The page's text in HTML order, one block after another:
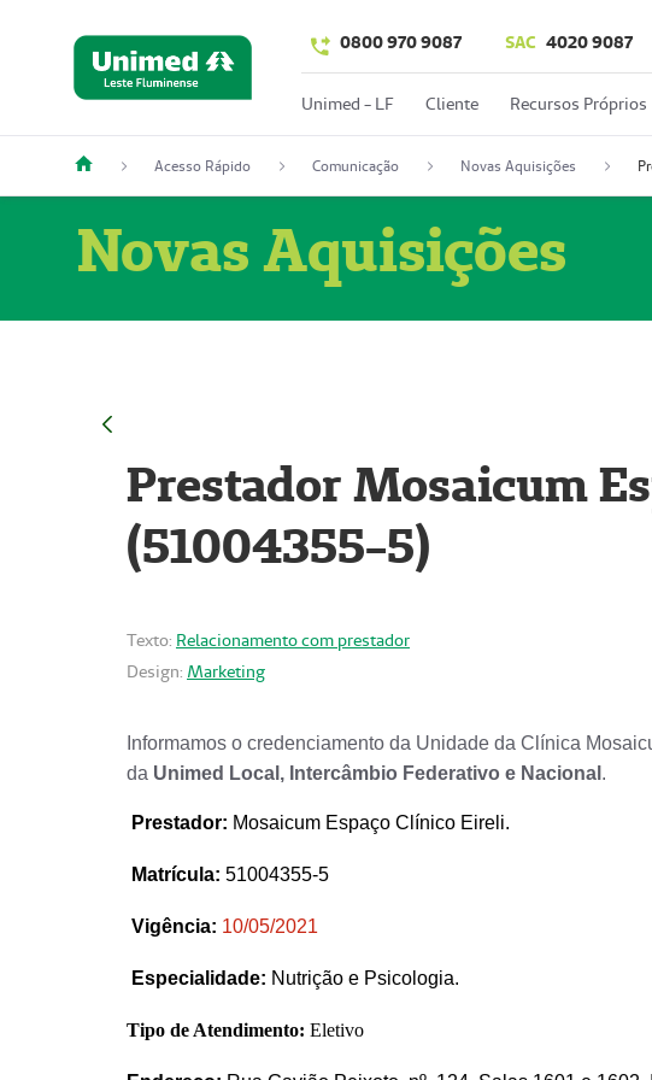
0800 970 9087 SAC 4020 9087
Unimed - LF Cliente Recursos Próprios
Acesso Rápido Comunicação Novas Aquisições
Novas Aquisições
Prestador Mosaicum
(51004355-5)
Texto: Relacionamento com prestador
Design: Marketing
Informamos o credenciamento da Unidade da Clínica
da Unimed Local, Intercâmbio Federativo e Nacional .
Prestador: Mosaicum Espaço Clínico Eireli.
Matrícula: 51004355-5
Vigência: 10/05/2021
Especialidade: Nutrição e Psicologia.
Tipo de Atendimento: Eletivo